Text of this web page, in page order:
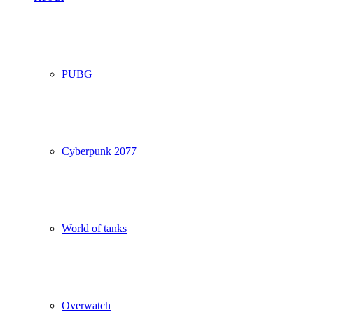
PUBG
Cyberpunk 2077
World of tanks
Overwatch